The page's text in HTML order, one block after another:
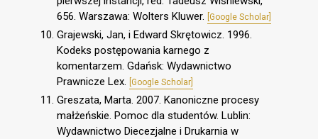
656. Warszawa: Wolters Kluwer. [Google Scholar]
Grajewski, Jan, i Edward Skrętowicz. 1996.
Kodeks postępowania karnego z
komentarzem. Gdańsk: Wydawnictwo
Prawnicze Lex. [Google Scholar]
Greszata, Marta. 2007. Kanoniczne procesy
małżeńskie. Pomoc dla studentów. Lublin:
Wydawnictwo Diecezjalne i Drukarnia w